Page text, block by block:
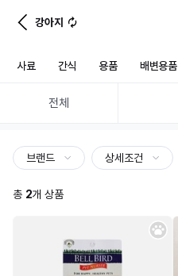
강아지
사료 간식 용품 배변용품
전체
브랜드 상세조건
총 2개 상품